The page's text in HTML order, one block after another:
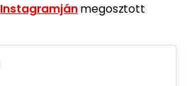
Instagramjánmegosztott